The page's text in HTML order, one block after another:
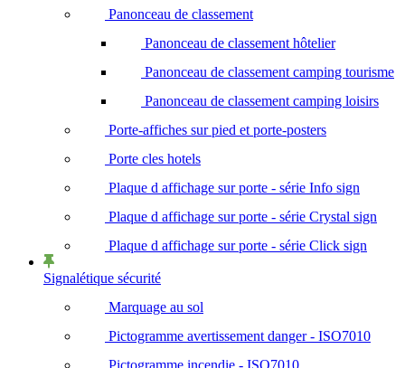
Panonceau de classement
Panonceau de classement hôtelier
Panonceau de classement camping tourisme
Panonceau de classement camping loisirs
Porte-affiches sur pied et porte-posters
Porte cles hotels
Plaque d affichage sur porte - série Info sign
Plaque d affichage sur porte - série Crystal sign
Plaque d affichage sur porte - série Click sign
Signalétique sécurité
Marquage au sol
Pictogramme avertissement danger - ISO7010
Pictogramme incendie - ISO7010